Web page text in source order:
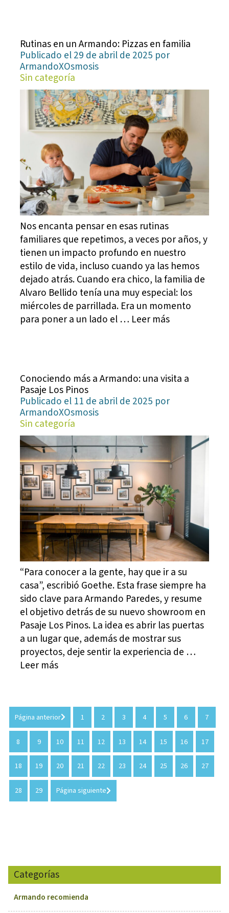
Rutinas en un Armando: Pizzas en familia
Publicado el 29 de abril de 2025 por
ArmandoXOsmosis
Sin categoría
Nos encanta pensar en esas rutinas
familiares que repetimos, a veces por años, y
tienen un impacto profundo en nuestro
estilo de vida, incluso cuando ya las hemos
dejado atrás. Cuando era chico, la familia de
Alvaro Bellido tenía una muy especial: los
miércoles de parrillada. Era un momento
para poner a un lado el … Leer más
Conociendo más a Armando: una visita a
Pasaje Los Pinos
Publicado el 11 de abril de 2025 por
ArmandoXOsmosis
Sin categoría
“Para conocer a la gente, hay que ir a su
casa”, escribió Goethe. Esta frase siempre ha
sido clave para Armando Paredes, y resume
el objetivo detrás de su nuevo showroom en
Pasaje Los Pinos. La idea es abrir las puertas
a un lugar que, además de mostrar sus
proyectos, deje sentir la experiencia de …
Leer más
Página anterior 1 2 3 4 5 6 7
8 9 10 11 12 13 14 15 16 17
18 19 20 21 22 23 24 25 26 27
28 29 Página siguiente
Categorías
Armando recomienda